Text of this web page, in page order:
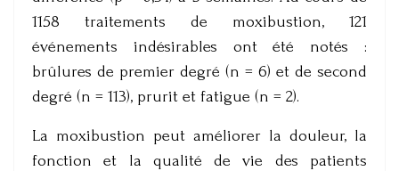
1158 traitements de moxibustion, 121
événements indésirables ont été notés :
brûlures de premier degré (n = 6) et de second
degré (n = 113), prurit et fatigue (n = 2).
La moxibustion peut améliorer la douleur, la
fonction et la qualité de vie des patients